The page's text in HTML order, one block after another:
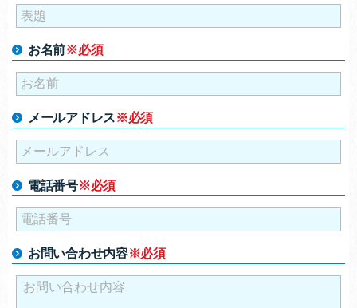
お名前※必須
メールアドレス※必須
電話番号※必須
お問い合わせ内容※必須